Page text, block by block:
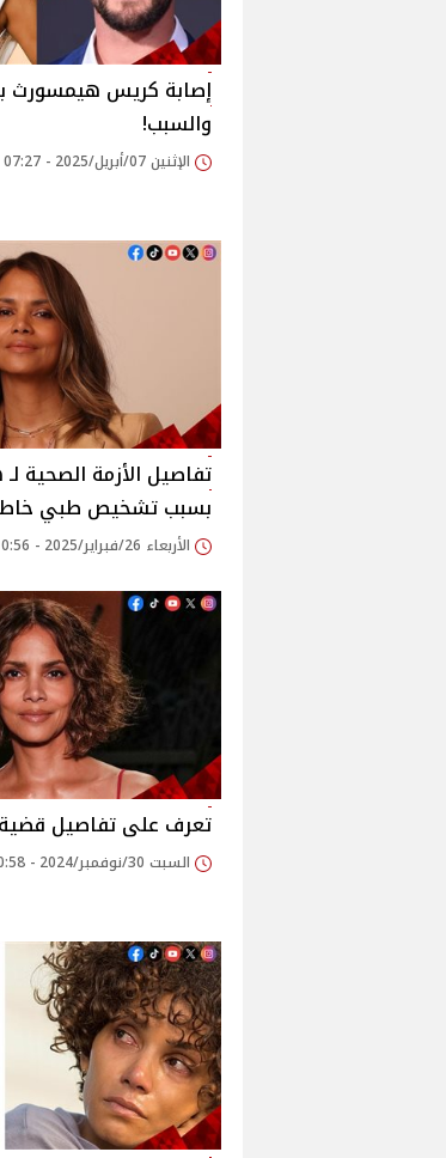
إصابة كريس هيمسورث
والسبب!
الإثنين 07/أبريل/2025 - 07:27 م
تفاصيل الأزمة الصحية
بسبب تشخيص طبي
الأربعاء 26/فبراير/2025 - 10:56 م
تعرف على تفاصيل
السبت 30/نوفمبر/2024 - 10:58 م